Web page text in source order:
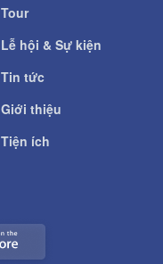
Tour
Lễ hội & Sự kiện
Tin tức
Giới thiệu
Tiện ích